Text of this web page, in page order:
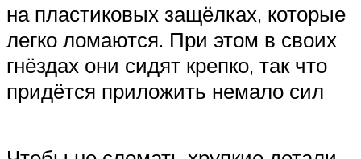
на пластиковых защёлках, которые
легко ломаются. При этом в своих
гнёздах они сидят крепко, так что
придётся приложить немало сил